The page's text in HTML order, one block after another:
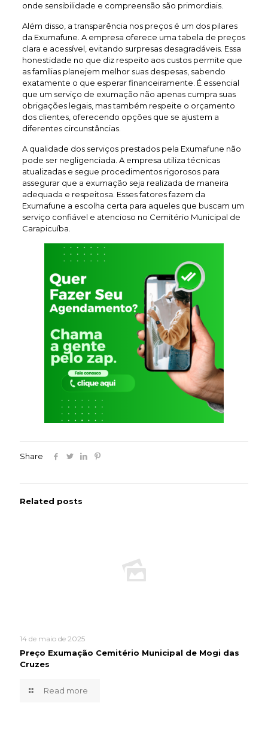
onde sensibilidade e compreensão são primordiais.
Além disso, a transparência nos preços é um dos pilares
da Exumafune. A empresa oferece uma tabela de preços
clara e acessível, evitando surpresas desagradáveis. Essa
honestidade no que diz respeito aos custos permite que
as famílias planejem melhor suas despesas, sabendo
exatamente o que esperar financeiramente. É essencial
que um serviço de exumação não apenas cumpra suas
obrigações legais, mas também respeite o orçamento
dos clientes, oferecendo opções que se ajustem a
diferentes circunstâncias.
A qualidade dos serviços prestados pela Exumafune não
pode ser negligenciada. A empresa utiliza técnicas
atualizadas e segue procedimentos rigorosos para
assegurar que a exumação seja realizada de maneira
adequada e respeitosa. Esses fatores fazem da
Exumafune a escolha certa para aqueles que buscam um
serviço confiável e atencioso no Cemitério Municipal de
Carapicuíba.
Share
Related posts
14 de maio de 2025
Preço Exumação Cemitério Municipal de Mogi das
Cruzes
Read more